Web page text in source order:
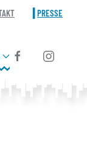
PRESSE